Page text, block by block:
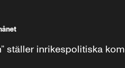
ställer inrikespolitiska